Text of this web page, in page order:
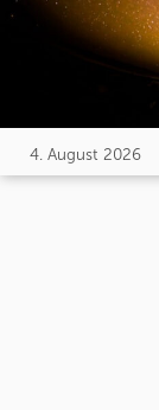
4. August 2026